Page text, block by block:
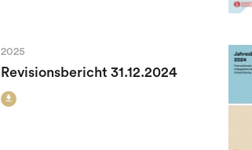
2025
Revisionsbericht 31.12.2024
